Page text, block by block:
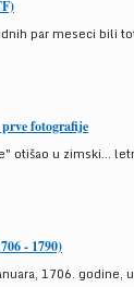
par meseci bili
prve fotografije
otišao u zimski...
- 1790)
1706.